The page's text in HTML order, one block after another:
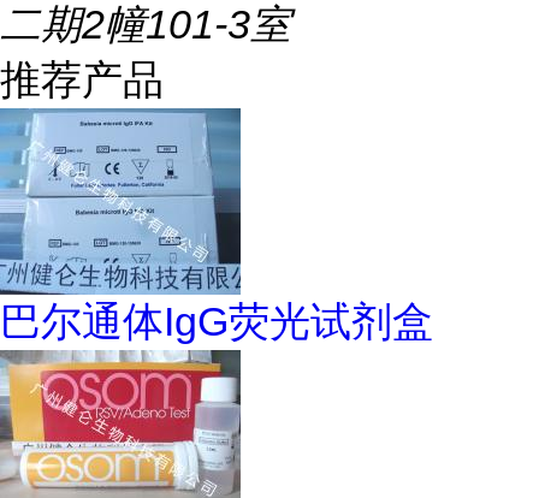
二期2幢101-3室
推荐产品
巴尔通体IgG荧光试剂盒